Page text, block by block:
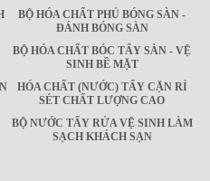
BỘ HÓA CHẤT PHỦ BÓNG SÀN -
ĐÁNH BÓNG SÀN
BỘ HÓA CHẤT BÓC TẨY SÀN - VỆ
SINH BỀ MẶT
HÓA CHẤT (NƯỚC) TẨY CẶN RỈ
SÉT CHẤT LƯỢNG CAO
BỘ NƯỚC TẨY RỬA VỆ SINH LÀM
SẠCH KHÁCH SẠN